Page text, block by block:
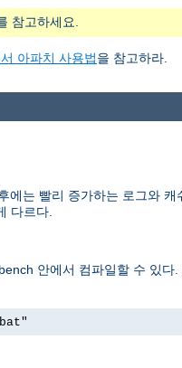
참고하세요.
아파치 사용법을 참고하라.
는 빨리 증가하는 로그와
다르다.
안에서 컴파일할 수 있다